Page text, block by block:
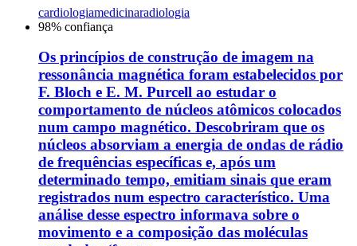
cardiologiamedicinaradiologia
98% confiança
Os princípios de construção de imagem na
ressonância magnética foram estabelecidos por
F. Bloch e E. M. Purcell ao estudar o
comportamento de núcleos atômicos colocados
num campo magnético. Descobriram que os
núcleos absorviam a energia de ondas de rádio
de frequências específicas e, após um
determinado tempo, emitiam sinais que eram
registrados num espectro característico. Uma
análise desse espectro informava sobre o
movimento e a composição das moléculas